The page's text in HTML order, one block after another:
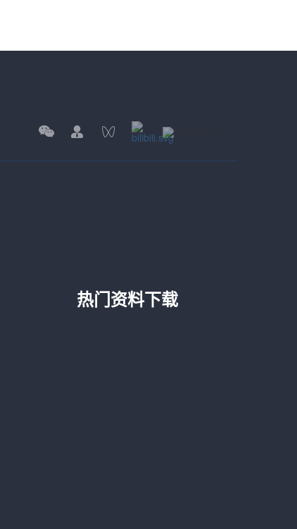
热门资料下载